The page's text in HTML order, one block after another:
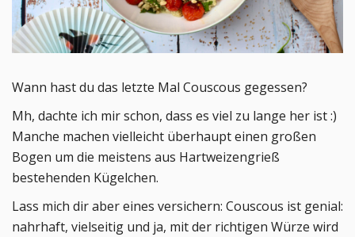
Wann hast du das letzte Mal Couscous gegessen?
Mh, dachte ich mir schon, dass es viel zu lange her ist :)
Manche machen vielleicht überhaupt einen großen
Bogen um die meistens aus Hartweizengrieß
bestehenden Kügelchen.
Lass mich dir aber eines versichern: Couscous ist genial:
nahrhaft, vielseitig und ja, mit der richtigen Würze wird